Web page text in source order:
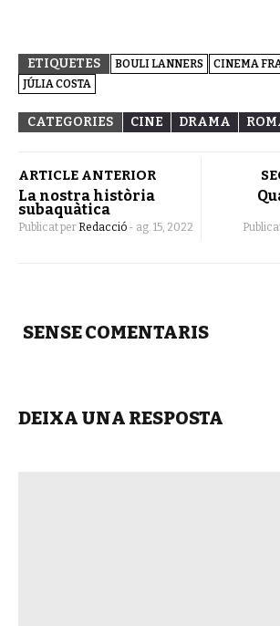
ETIQUETES BOULI LANNERS
CINEMA
JÚLIA COSTA
CATEGORIES CINE DRAMA
ARTICLE ANTERIOR
La nostra història
subaquàtica
Publicat per Redacció - ag. 15, 2022
SENSE COMENTARIS
DEIXA UNA RESPOSTA